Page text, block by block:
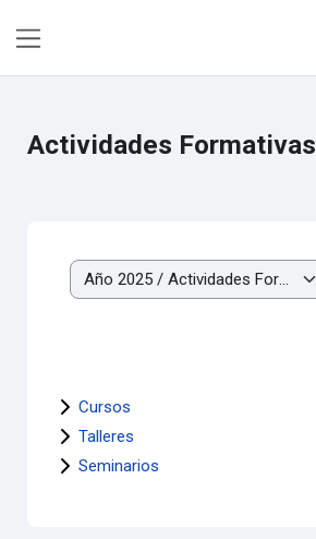
Actividades Formativas
Categorías
Cursos
Talleres
Seminarios